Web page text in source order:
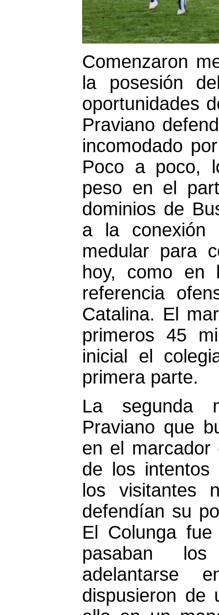
Comenzaron
la posesión
oportunidades
Praviano
incomodado
Poco a poco,
peso en el
dominios de
a la
medular para
hoy, como en
referencia
Catalina. El
primeros 45
inicial el
primera parte.
La segunda
Praviano que
en el marcador
de los intentos
los visitantes
defendían su
El Colunga
pasaban
adelantarse
dispusieron de